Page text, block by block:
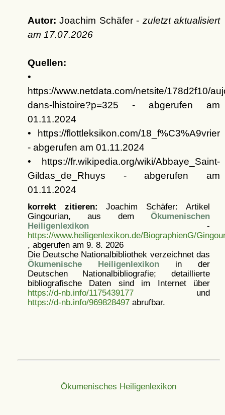
Autor: Joachim Schäfer - zuletzt aktualisiert
am 17.07.2026
Quellen:
•
https://www.netdata.com/netsite/178d2f10/
dans-lhistoire?p=325 - abgerufen am
01.11.2024
• https://flottleksikon.com/18_f%C3%A9vrier
- abgerufen am 01.11.2024
• https://fr.wikipedia.org/wiki/Abbaye_Saint-
Gildas_de_Rhuys - abgerufen am
01.11.2024
korrekt zitieren: Joachim Schäfer: Artikel
Gingourian, aus dem Ökumenischen
Heiligenlexikon-
https://www.heiligenlexikon.de/BiographienG/
, abgerufen am 9. 8. 2026
Die Deutsche Nationalbibliothek verzeichnet das
Ökumenische Heiligenlexikonin der
Deutschen Nationalbibliografie; detaillierte
bibliografische Daten sind im Internet über
https://d-nb.info/1175439177und
https://d-nb.info/969828497abrufbar.
Ökumenisches Heiligenlexikon